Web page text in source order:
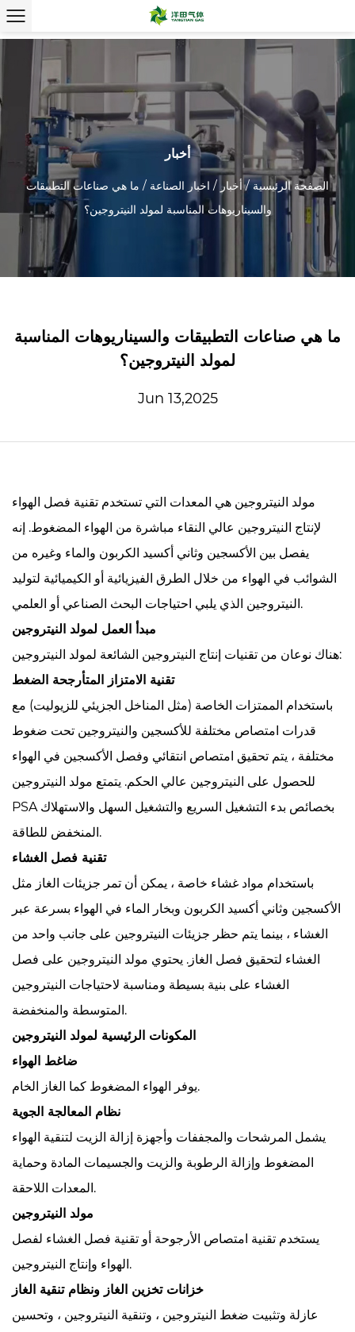
أخبار
الصفحة الرئيسية/أخبار / اخبار الصناعة / ما هي صناعات التطبيقات
والسيناريوهات المناسبة لمولد النيتروجين؟
ما هي صناعات التطبيقات والسيناريوهات المناسبة
لمولد النيتروجين؟
Jun 13,2025
مولد النيتروجين هي المعدات التي تستخدم تقنية فصل الهواء
لإنتاج النيتروجين عالي النقاء مباشرة من الهواء المضغوط. إنه
يفصل بين الأكسجين وثاني أكسيد الكربون والماء وغيره من
الشوائب في الهواء من خلال الطرق الفيزيائية أو الكيميائية لتوليد
النيتروجين الذي يلبي احتياجات البحث الصناعي أو العلمي.
مبدأ العمل لمولد النيتروجين
هناك نوعان من تقنيات إنتاج النيتروجين الشائعة لمولد النيتروجين:
تقنية الامتزاز المتأرجحة الضغط
باستخدام الممتزات الخاصة (مثل المناخل الجزيئي للزيوليت) مع
قدرات امتصاص مختلفة للأكسجين والنيتروجين تحت ضغوط
مختلفة ، يتم تحقيق امتصاص انتقائي وفصل الأكسجين في الهواء
للحصول على النيتروجين عالي الحكم. يتمتع مولد النيتروجين
PSA بخصائص بدء التشغيل السريع والتشغيل السهل والاستهلاك
المنخفض للطاقة.
تقنية فصل الغشاء
باستخدام مواد غشاء خاصة ، يمكن أن تمر جزيئات الغاز مثل
الأكسجين وثاني أكسيد الكربون وبخار الماء في الهواء بسرعة عبر
الغشاء ، بينما يتم حظر جزيئات النيتروجين على جانب واحد من
الغشاء لتحقيق فصل الغاز. يحتوي مولد النيتروجين على فصل
الغشاء على بنية بسيطة ومناسبة لاحتياجات النيتروجين
المتوسطة والمنخفضة.
المكونات الرئيسية لمولد النيتروجين
ضاغط الهواء
يوفر الهواء المضغوط كما الغاز الخام.
نظام المعالجة الجوية
يشمل المرشحات والمجففات وأجهزة إزالة الزيت لتنقية الهواء
المضغوط وإزالة الرطوبة والزيت والجسيمات المادة وحماية
المعدات اللاحقة.
مولد النيتروجين
يستخدم تقنية امتصاص الأرجوحة أو تقنية فصل الغشاء لفصل
الهواء وإنتاج النيتروجين.
خزانات تخزين الغاز ونظام تنقية الغاز
عازلة وتثبيت ضغط النيتروجين ، وتنقية النيتروجين ، وتحسين